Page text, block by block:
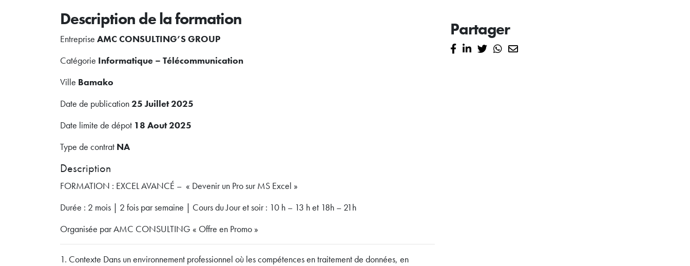
Description de la formation
Entreprise AMC CONSULTING’S GROUP
Catégorie Informatique – Télécommunication
Ville Bamako
Date de publication25 Juillet 2025
Date limite de dépot 18 Aout 2025
Type de contrat NA
Description
FORMATION : EXCEL AVANCÉ – « Devenir un Pro sur MS Excel »
Durée : 2 mois | 2 fois par semaine | Cours du Jour et soir : 10 h – 13 h et 18h – 21h
Organisée par AMC CONSULTING « Offre en Promo »
1. Contexte Dans un environnement professionnel où les compétences en traitement de données, en
Partager